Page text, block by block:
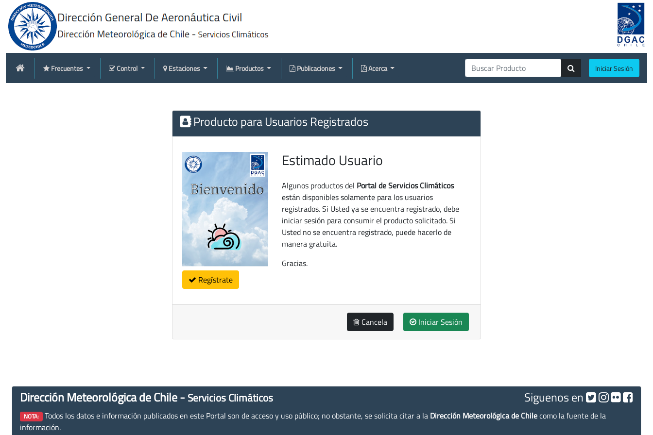
Frecuentes Control Estaciones Productos Publicaciones Acerca Iniciar Sesión
Producto para Usuarios Registrados
Regístrate
Estimado Usuario
Algunos productos del Portal de Servicios Climáticos
están disponibles solamente para los usuarios
registrados. Si Usted ya se encuentra registrado, debe
iniciar sesión para consumir el producto solicitado. Si
Usted no se encuentra registrado, puede hacerlo de
manera gratuita.
Gracias.
Cancela Iniciar Sesión
Dirección Meteorológica de Chile - Servicios Climáticos Siguenos en
NOTA: Todos los datos e información publicados en este Portal son de acceso y uso público; no obstante, se solicita citar a la Dirección Meteorológica de Chilecomo la fuente de la
información.